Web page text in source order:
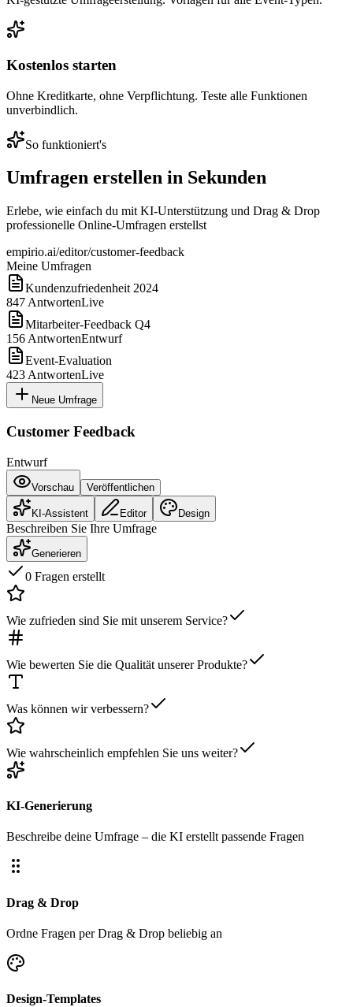
Kostenlos starten
Ohne Kreditkarte, ohne Verpflichtung. Teste alle Funktionen
unverbindlich.
So funktioniert's
Umfragen erstellen in Sekunden
Erlebe, wie einfach du mit KI-Unterstützung und Drag & Drop
professionelle Online-Umfragen erstellst
empirio.ai/editor/customer-feedback
Meine Umfragen
Kundenzufriedenheit 2024
847 AntwortenLive
Mitarbeiter-Feedback Q4
156 AntwortenEntwurf
Event-Evaluation
423 AntwortenLive
Neue Umfrage
Customer Feedback
Entwurf
Vorschau Veröffentlichen
KI-Assistent Editor Design
Beschreiben Sie Ihre Umfrage
Generieren
0 Fragen erstellt
Wie zufrieden sind Sie mit unserem Service?
Wie bewerten Sie die Qualität unserer Produkte?
Was können wir verbessern?
Wie wahrscheinlich empfehlen Sie uns weiter?
KI-Generierung
Beschreibe deine Umfrage – die KI erstellt passende Fragen
Drag & Drop
Ordne Fragen per Drag & Drop beliebig an
Design-Templates